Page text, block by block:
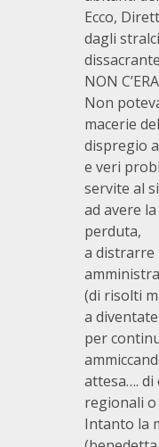
Ecco,
dagli
NON
Non
macerie
dispregio
e veri
servite al
ad avere
perduta,
a distrarre
(di risolti
a
per
attesa…. di
regionali o
Intanto la